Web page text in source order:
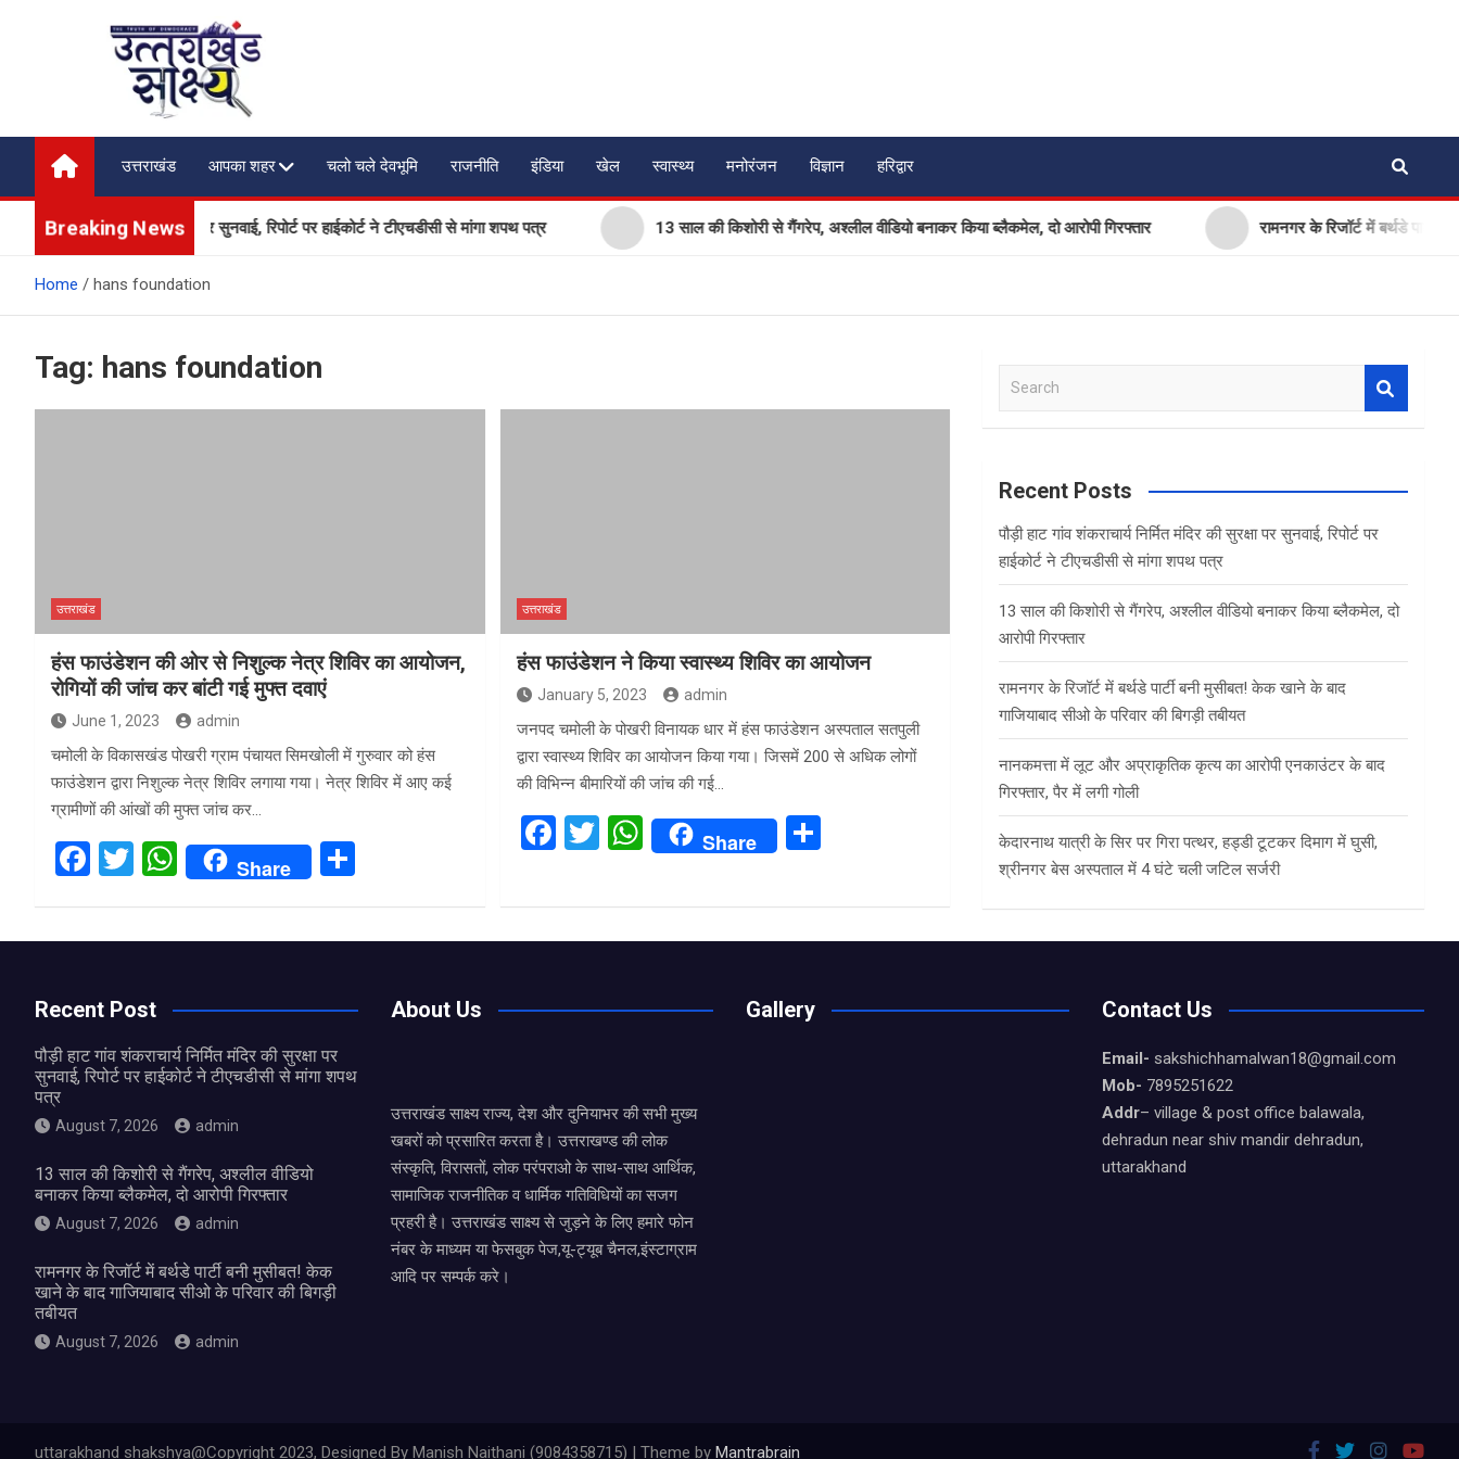
Uttarakhand Shakshya
My News Portal
उत्तराखंड
आपका शहर चलो चले देवभूमि राजनीति इंडिया खेल स्वास्थ्य मनोरंजन विज्ञान हरिद्वार
Breaking News
निर्मित मंदिर की सुरक्षा पर सुनवाई, रिपोर्ट पर हाईकोर्ट ने टीएचडीसी से मांगा शपथ पत्र 13 साल की किशोरी से गैंगरेप, अश्लील वीडियो बनाकर किया ब्लैकमेल, दो आरोपी गिरफ्तार रामनगर के रिजॉर्ट में बर्थडे पार्टी
Home hans foundation
Tag: hans foundation
उत्तराखंड
हंस फाउंडेशन की ओर से निशुल्क नेत्र शिविर का आयोजन,
रोगियों की जांच कर बांटी गई मुफ्त दवाएं
June 1, 2023 admin
चमोली के विकासखंड पोखरी ग्राम पंचायत सिमखोली में गुरुवार को हंस
फाउंडेशन द्वारा निशुल्क नेत्र शिविर लगाया गया। नेत्र शिविर में आए कई
ग्रामीणों की आंखों की मुफ्त जांच कर…
F
o
k
T
W
p
Share
उत्तराखंड
हंस फाउंडेशन ने किया स्वास्थ्य शिविर का आयोजन
January 5, 2023 admin
जनपद चमोली के पोखरी विनायक धार में हंस फाउंडेशन अस्पताल सतपुली
द्वारा स्वास्थ्य शिविर का आयोजन किया गया। जिसमें 200 से अधिक लोगों
की विभिन्न बीमारियों की जांच की गई…
F
ce
b
o
T
tt
er
W
at
s
p
Share
ar
e
a
c
Recent Posts
पौड़ी हाट गांव शंकराचार्य निर्मित मंदिर की सुरक्षा पर सुनवाई, रिपोर्ट पर
हाईकोर्ट ने टीएचडीसी से मांगा शपथ पत्र
13 साल की किशोरी से गैंगरेप, अश्लील वीडियो बनाकर किया ब्लैकमेल, दो
आरोपी गिरफ्तार
रामनगर के रिजॉर्ट में बर्थडे पार्टी बनी मुसीबत! केक खाने के बाद
गाजियाबाद सीओ के परिवार की बिगड़ी तबीयत
नानकमत्ता में लूट और अप्राकृतिक कृत्य का आरोपी एनकाउंटर के बाद
गिरफ्तार, पैर में लगी गोली
केदारनाथ यात्री के सिर पर गिरा पत्थर, हड्डी टूटकर दिमाग में घुसी,
श्रीनगर बेस अस्पताल में 4 घंटे चली जटिल सर्जरी
Recent Post
पौड़ी हाट गांव शंकराचार्य निर्मित मंदिर की सुरक्षा पर
सुनवाई, रिपोर्ट पर हाईकोर्ट ने टीएचडीसी से मांगा शपथ
पत्र
August 7, 2026 admin
13 साल की किशोरी से गैंगरेप, अश्लील वीडियो
बनाकर किया ब्लैकमेल, दो आरोपी गिरफ्तार
August 7, 2026 admin
रामनगर के रिजॉर्ट में बर्थडे पार्टी बनी मुसीबत! केक
खाने के बाद गाजियाबाद सीओ के परिवार की बिगड़ी
तबीयत
August 7, 2026 admin
About Us
उत्तराखंड साक्ष्य राज्य, देश और दुनियाभर की सभी मुख्य
खबरों को प्रसारित करता है। उत्तराखण्ड की लोक
संस्कृति, विरासतों, लोक परंपराओ के साथ-साथ आर्थिक,
सामाजिक राजनीतिक व धार्मिक गतिविधियों का सजग
प्रहरी है। उत्तराखंड साक्ष्य से जुड़ने के लिए हमारे फोन
नंबर के माध्यम या फेसबुक पेज,यू-ट्यूब चैनल,इंस्टाग्राम
आदि पर सम्पर्क करे।
Gallery Contact Us
Email- sakshichhamalwan18@gmail.com
Mob- 7895251622
Addr– village & post office balawala,
dehradun near shiv mandir dehradun,
uttarakhand
uttarakhand shakshya@Copyright 2023, Designed By Manish Naithani (9084358715) | Theme by Mantrabrain